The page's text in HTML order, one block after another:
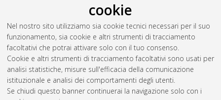
cookie
Nel nostro sito utilizziamo sia cookie tecnici necessari per il suo
funzionamento, sia cookie e altri strumenti di tracciamento
facoltativi che potrai attivare solo con il tuo consenso.
Cookie e altri strumenti di tracciamento facoltativi sono usati per
analisi statistiche, misure sull'efficacia della comunicazione
istituzionale e analisi dei comportamenti degli utenti.
Se chiudi questo banner continuerai la navigazione solo con i
Gestione del documento: